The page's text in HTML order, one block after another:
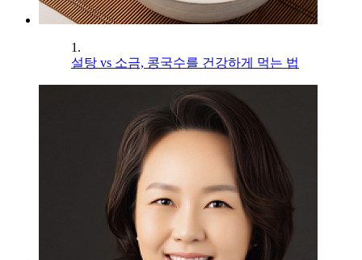
1.
설탕 vs 소금, 콩국수를 건강하게 먹는 법